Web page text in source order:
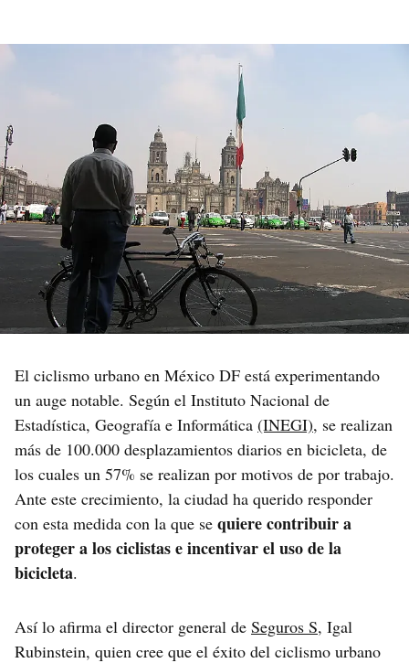
El ciclismo urbano en México DF está experimentando
un auge notable. Según el Instituto Nacional de
Estadística, Geografía e Informática (INEGI), se realizan
más de 100.000 desplazamientos diarios en bicicleta, de
los cuales un 57% se realizan por motivos de por trabajo.
Ante este crecimiento, la ciudad ha querido responder
con esta medida con la que se quiere contribuir a
proteger a los ciclistas e incentivar el uso de la
bicicleta.
Así lo afirma el director general de Seguros S, Igal
Rubinstein, quien cree que el éxito del ciclismo urbano